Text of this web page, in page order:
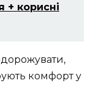
+ корисні
комфорт у